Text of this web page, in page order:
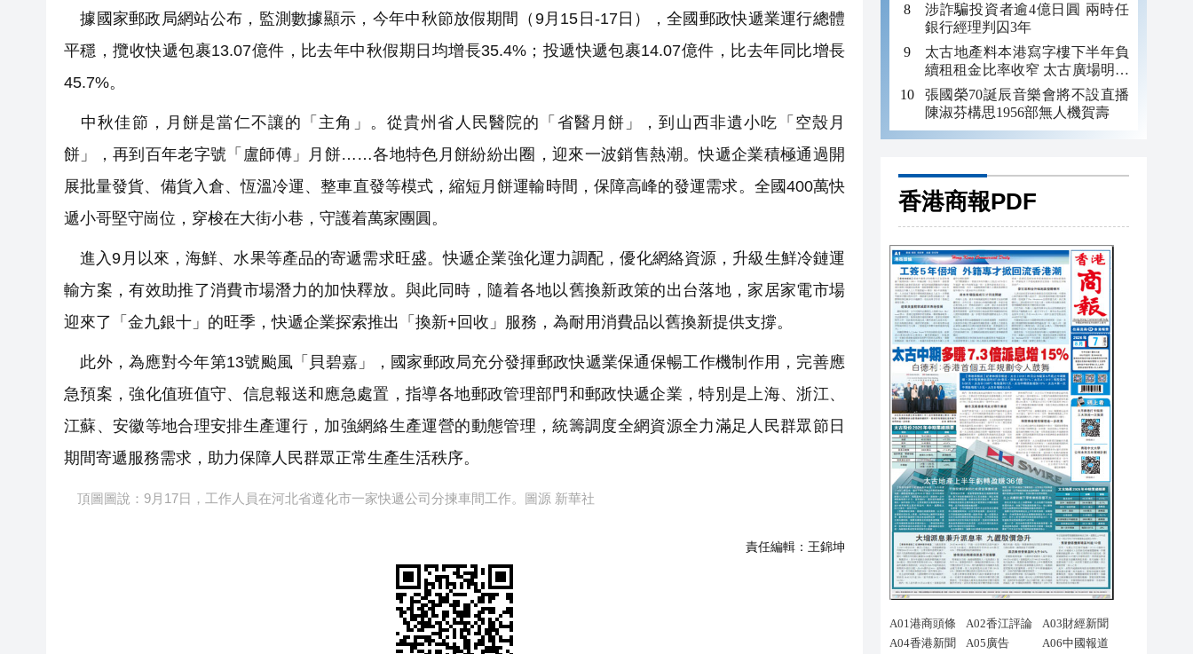
據國家郵政局網站公布，監測數據顯示，今年中秋節放假期間（9月15日-17日），全國郵政快遞業運行總體
平穩，攬收快遞包裹13.07億件，比去年中秋假期日均增長35.4%；投遞快遞包裹14.07億件，比去年同比增長
45.7%。
中秋佳節，月餅是當仁不讓的「主角」。從貴州省人民醫院的「省醫月餅」，到山西非遺小吃「空殼月
餅」，再到百年老字號「盧師傅」月餅……各地特色月餅紛紛出圈，迎來一波銷售熱潮。快遞企業積極通過開
展批量發貨、備貨入倉、恆溫冷運、整車直發等模式，縮短月餅運輸時間，保障高峰的發運需求。全國400萬快
遞小哥堅守崗位，穿梭在大街小巷，守護着萬家團圓。
進入9月以來，海鮮、水果等產品的寄遞需求旺盛。快遞企業強化運力調配，優化網絡資源，升級生鮮冷鏈運
輸方案，有效助推了消費市場潛力的加快釋放。與此同時，隨着各地以舊換新政策的出台落地，家居家電市場
迎來了「金九銀十」的旺季，快遞企業探索推出「換新+回收」服務，為耐用消費品以舊換新提供支撐。
此外，為應對今年第13號颱風「貝碧嘉」，國家郵政局充分發揮郵政快遞業保通保暢工作機制作用，完善應
急預案，強化值班值守、信息報送和應急處置，指導各地郵政管理部門和郵政快遞企業，特別是上海、浙江、
江蘇、安徽等地合理安排生產運行，加強網絡生產運營的動態管理，統籌調度全網資源全力滿足人民群眾節日
期間寄遞服務需求，助力保障人民群眾正常生產生活秩序。
頂圖圖說：9月17日，工作人員在河北省遵化市一家快遞公司分揀車間工作。圖源 新華社
責任編輯： 王錦坤
涉詐騙投資者逾4億日圓 兩時任
銀行經理判囚3年
太古地產料本港寫字樓下半年負
續租租金比率收窄 太古廣場明年
轉正
張國榮70誕辰音樂會將不設直播
陳淑芬構思1956部無人機賀壽
香港商報PDF